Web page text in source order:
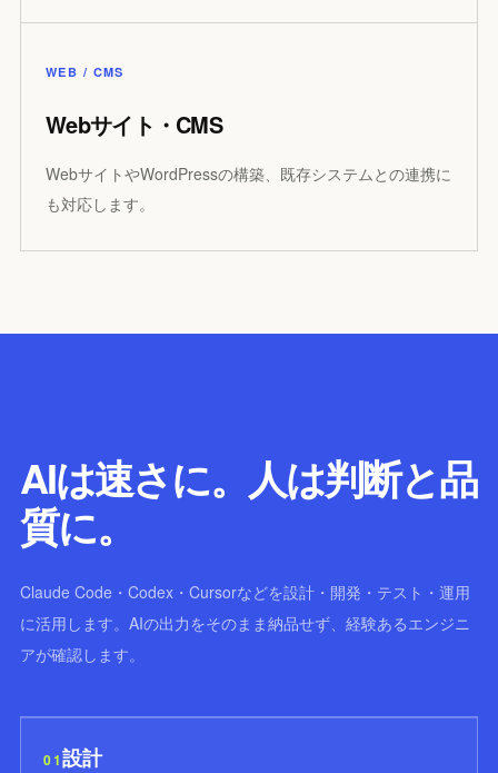
WEB / CMS
Webサイト・CMS
WebサイトやWordPressの構築、既存システムとの連携に
も対応します。
AIは速さに。人は判断と品
質に。
Claude Code・Codex・Cursorなどを設計・開発・テスト・運用
に活用します。AIの出力をそのまま納品せず、経験あるエンジニ
アが確認します。
01設計